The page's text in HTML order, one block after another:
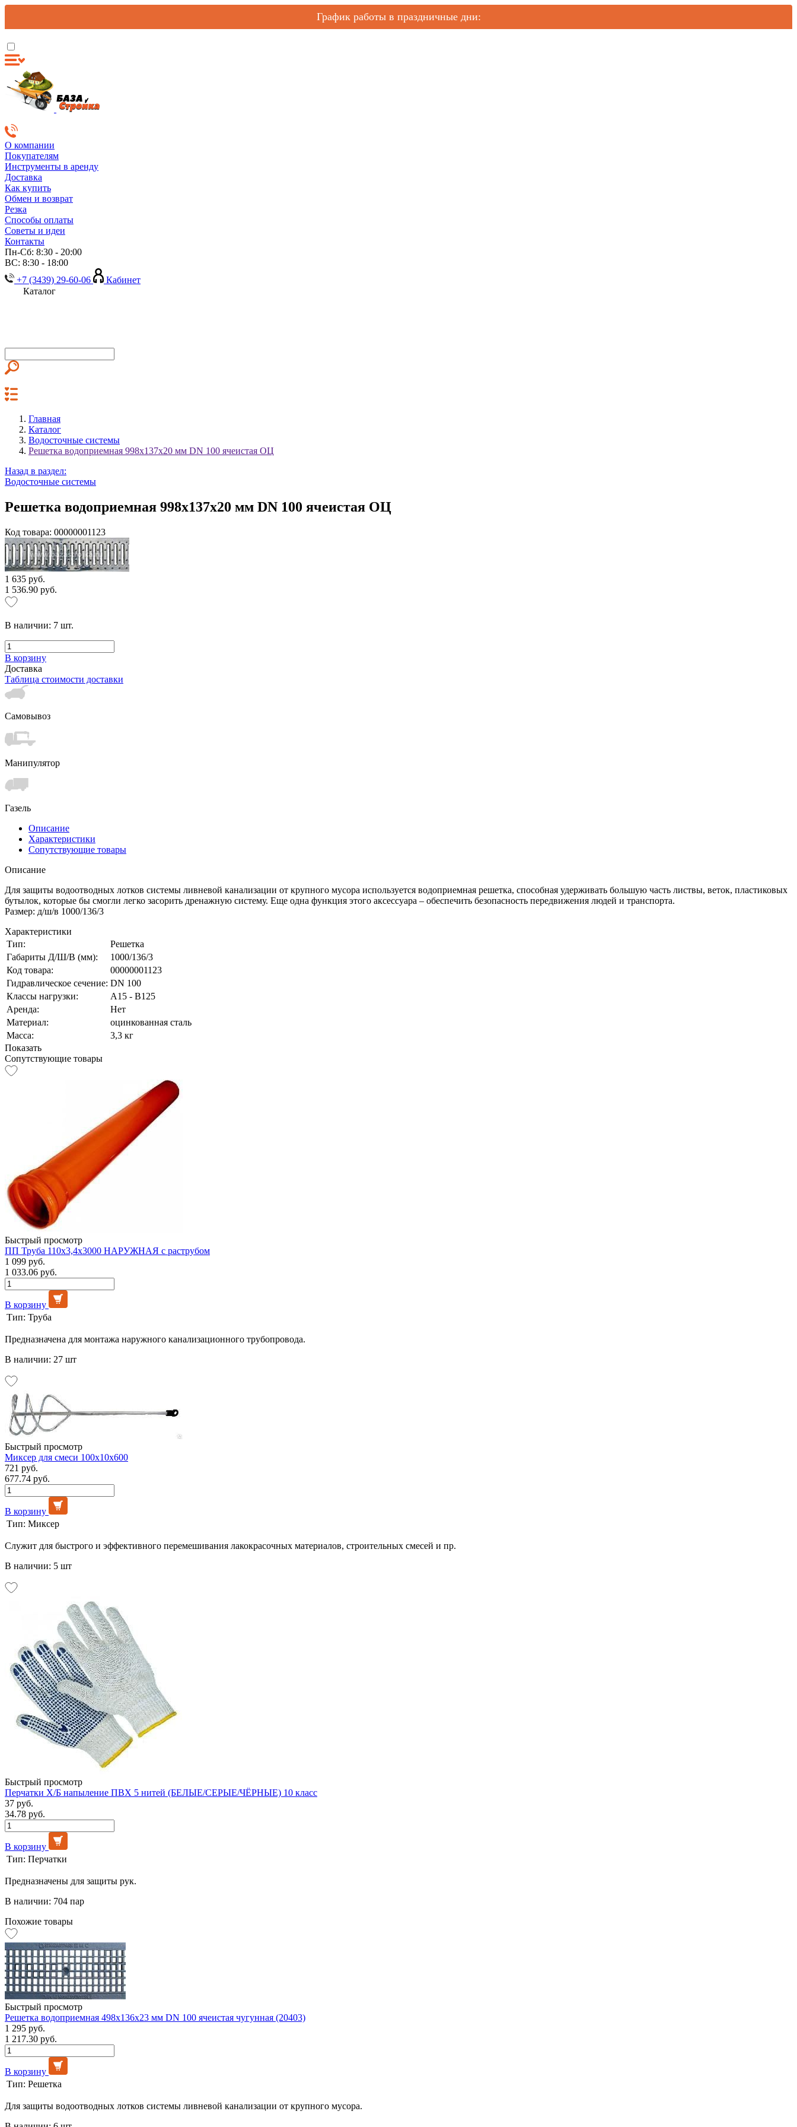
График работы в праздничные дни:
О компании
Покупателям
Инструменты в аренду
Доставка
Как купить
Обмен и возврат
Резка
Способы оплаты
Советы и идеи
Контакты
Пн-Сб: 8:30 - 20:00
ВС: 8:30 - 18:00
+7 (3439) 29-60-06
Кабинет
Каталог
Главная
Каталог
Водосточные системы
Решетка водоприемная 998х137х20 мм DN 100 ячеистая ОЦ
Назад в раздел:
Водосточные системы
Решетка водоприемная 998х137х20 мм DN 100 ячеистая ОЦ
Код товара: 00000001123
1 635 руб.
1 536.90 руб.
В наличии: 7 шт.
В корзину
Доставка
Таблица стоимости доставки
Самовывоз
Манипулятор
Газель
Описание
Характеристики
Сопутствующие товары
Описание
Для защиты водоотводных лотков системы ливневой канализации от крупного мусора используется водоприемная решетка, способная удерживать большую часть листвы, веток, пластиковых
бутылок, которые бы смогли легко засорить дренажную систему. Еще одна функция этого аксессуара – обеспечить безопасность передвижения людей и транспорта.
Размер: д/ш/в 1000/136/3
Характеристики
Тип:
Решетка
Габариты Д/Ш/В (мм):
1000/136/3
Код товара:
00000001123
Гидравлическое сечение: DN 100
Класcы нагрузки:
A15 - B125
Аренда:
Нет
Материал:
оцинкованная сталь
Масса:
3,3 кг
Показать
Сопутствующие товары
Быстрый просмотр
ПП Труба 110х3,4х3000 НАРУЖНАЯ с раструбом
1 099 руб.
1 033.06 руб.
В корзину
Тип: Труба
Предназначена для монтажа наружного канализационного трубопровода.
В наличии: 27 шт
Быстрый просмотр
Миксер для смеси 100х10х600
721 руб.
677.74 руб.
В корзину
Тип: Миксер
Служит для быстрого и эффективного перемешивания лакокрасочных материалов, строительных смесей и пр.
В наличии: 5 шт
Быстрый просмотр
Перчатки Х/Б напыление ПВХ 5 нитей (БЕЛЫЕ/СЕРЫЕ/ЧЁРНЫЕ) 10 класс
37 руб.
34.78 руб.
В корзину
Тип: Перчатки
Предназначены для защиты рук.
В наличии: 704 пар
Похожие товары
Быстрый просмотр
Решетка водоприемная 498х136х23 мм DN 100 ячеистая чугунная (20403)
1 295 руб.
1 217.30 руб.
В корзину
Тип: Решетка
Для защиты водоотводных лотков системы ливневой канализации от крупного мусора.